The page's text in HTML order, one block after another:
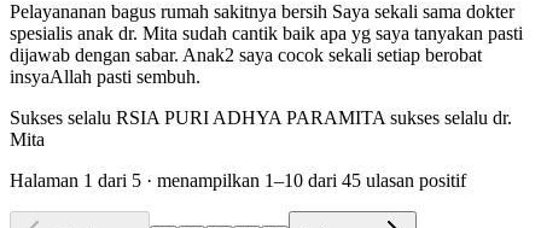
Pelayananan bagus rumah sakitnya bersih Saya sekali sama dokter
spesialis anak dr. Mita sudah cantik baik apa yg saya tanyakan pasti
dijawab dengan sabar. Anak2 saya cocok sekali setiap berobat
insyaAllah pasti sembuh.
Sukses selalu RSIA PURI ADHYA PARAMITA sukses selalu dr.
Mita
Halaman 1 dari 5 · menampilkan 1–10 dari 45 ulasan positif